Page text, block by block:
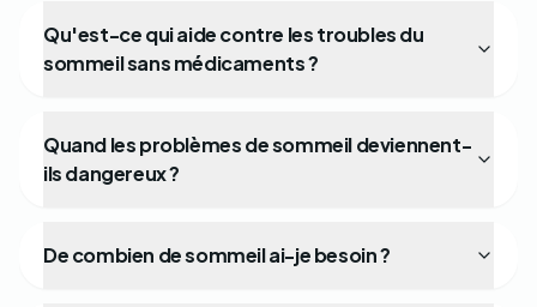
Qu'est-ce qui aide contre les troubles du
sommeil sans médicaments ?
Quand les problèmes de sommeil deviennent-
ils dangereux ?
De combien de sommeil ai-je besoin ?